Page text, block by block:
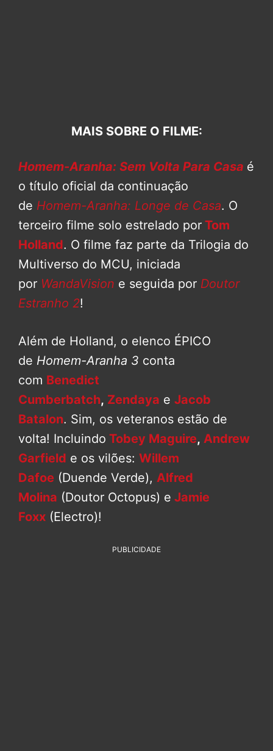
MAIS SOBRE O FILME:
Homem-Aranha: Sem Volta Para Casa é
o título oficial da continuação
de Homem-Aranha: Longe de Casa. O
terceiro filme solo estrelado por Tom
Holland. O filme faz parte da Trilogia do
Multiverso do MCU, iniciada
por WandaVision e seguida por Doutor
Estranho 2!
Além de Holland, o elenco ÉPICO
de Homem-Aranha 3 conta
com Benedict
Cumberbatch, Zendaya e Jacob
Batalon. Sim, os veteranos estão de
volta! Incluindo Tobey Maguire, Andrew
Garfield e os vilões: Willem
Dafoe (Duende Verde), Alfred
Molina (Doutor Octopus) e Jamie
Foxx (Electro)!
PUBLICIDADE